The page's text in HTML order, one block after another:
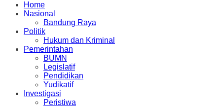
Home
Nasional
Bandung Raya
Politik
Hukum dan Kriminal
Pemerintahan
BUMN
Legislatif
Pendidikan
Yudikatif
Investigasi
Peristiwa